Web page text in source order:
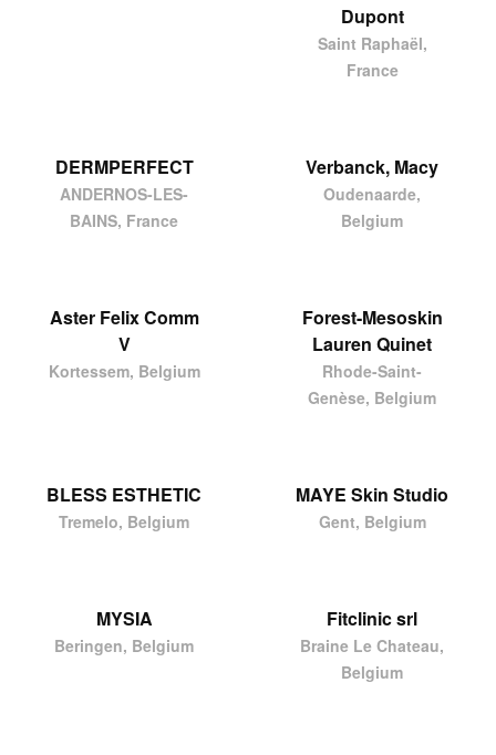
Dupont
Saint Raphaël,
France
DERMPERFECT
ANDERNOS-LES-
BAINS, France
Verbanck, Macy
Oudenaarde,
Belgium
Aster Felix Comm
V
Kortessem, Belgium
Forest-Mesoskin
Lauren Quinet
Rhode-Saint-
Genèse, Belgium
BLESS ESTHETIC
Tremelo, Belgium
MAYE Skin Studio
Gent, Belgium
MYSIA
Beringen, Belgium
Fitclinic srl
Braine Le Chateau,
Belgium